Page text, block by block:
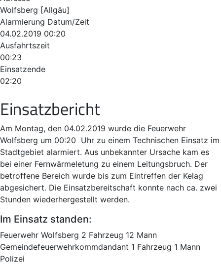
Wolfsberg [Allgäu]
Alarmierung Datum/Zeit
04.02.2019 00:20
Ausfahrtszeit
00:23
Einsatzende
02:20
Einsatzbericht
Am Montag, den 04.02.2019 wurde die Feuerwehr
Wolfsberg um 00:20 Uhr zu einem Technischen Einsatz im
Stadtgebiet alarmiert. Aus unbekannter Ursache kam es
bei einer Fernwärmeletung zu einem Leitungsbruch. Der
betroffene Bereich wurde bis zum Eintreffen der Kelag
abgesichert. Die Einsatzbereitschaft konnte nach ca. zwei
Stunden wiederhergestellt werden.
Im Einsatz standen:
Feuerwehr Wolfsberg 2 Fahrzeug 12 Mann
Gemeindefeuerwehrkommdandant 1 Fahrzeug 1 Mann
Polizei